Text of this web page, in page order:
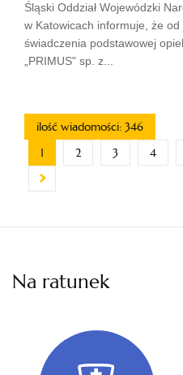
Śląski Oddział Wojewódzki
w Katowicach informuje, że
świadczenia podstawowej
„PRIMUS" sp. z...
ilość wiadomości: 346
1
2 3 4
Na ratunek